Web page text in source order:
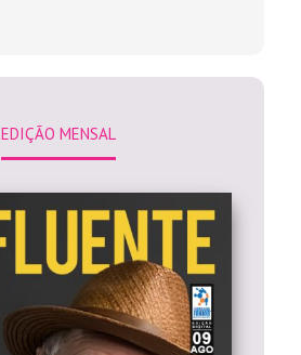
EDIÇÃO MENSAL